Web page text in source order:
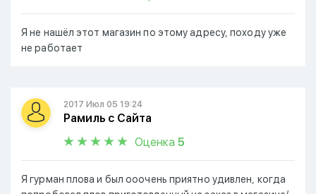
Я не нашёл этот магазин по этому адресу, походу уже
не работает
2017 Июл 05 19:24
Рамиль с Сайта
Оценка 5
Я гурман плова и был ооочень приятно удивлен, когда